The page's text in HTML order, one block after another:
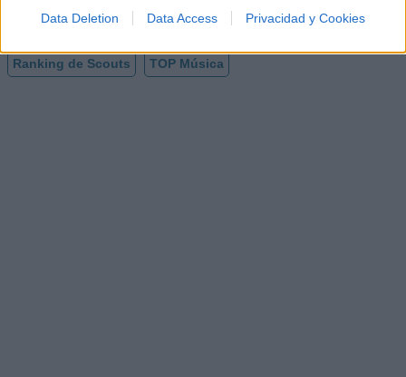
Data Deletion Data Access Privacidad y Cookies
Ranking de Scouts TOP Música